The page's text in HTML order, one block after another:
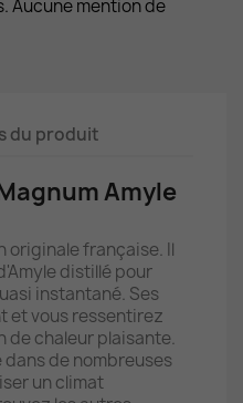
Aucune mention de
du produit
Amyle
originale française. Il
distillé pour
instantané. Ses
et vous ressentirez
de chaleur plaisante.
de nombreuses
un climat